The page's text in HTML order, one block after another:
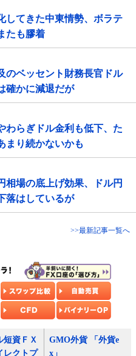
してきた中東情勢、ボラテ
たも膠着
のベッセント財務長官ドル
確かに減退だが
わらぎドル金利も低下、た
まり続かないかも
相場の底上げ効果、ドル円
落はしているが
>>最新記事一覧へ
短資ＦＸ
レクトプ
GMO外貨 「外貨e
x」